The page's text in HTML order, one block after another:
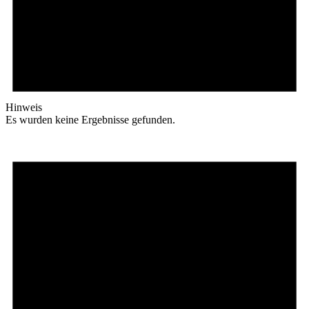
Hinweis
Es wurden keine Ergebnisse gefunden.